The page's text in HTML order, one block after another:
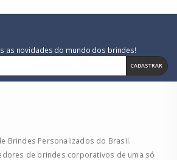
as novidades do mundo dos brindes!
CADASTRAR
Brindes Personalizados do Brasil.
de brindes corporativos de uma só